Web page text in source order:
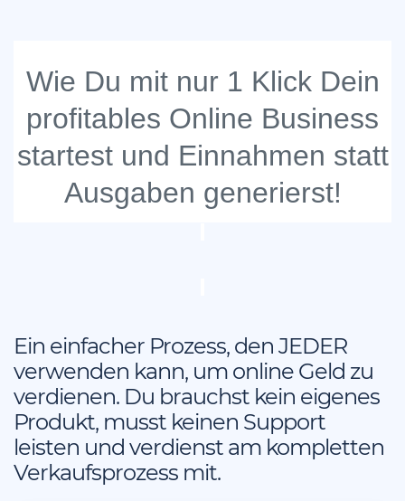
Wie Du mit nur 1 Klick Dein
profitables Online Business
startest und Einnahmen statt
Ausgaben generierst!
Ein einfacher Prozess, den JEDER
verwenden kann, um online Geld zu
verdienen. Du brauchst kein eigenes
Produkt, musst keinen Support
leisten und verdienst am kompletten
Verkaufsprozess mit.